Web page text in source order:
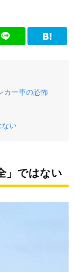
カー車の恐怖
ない
」ではない